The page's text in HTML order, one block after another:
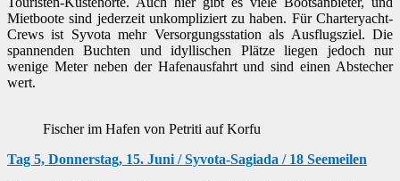
Mietboote sind jederzeit unkompliziert zu haben. Für Charteryacht-
Crews ist Syvota mehr Versorgungsstation als Ausflugsziel. Die
spannenden Buchten und idyllischen Plätze liegen jedoch nur
wenige Meter neben der Hafenausfahrt und sind einen Abstecher
wert.
Fischer im Hafen von Petriti auf Korfu
Tag 5, Donnerstag, 15. Juni / Syvota-Sagiada / 18 Seemeilen